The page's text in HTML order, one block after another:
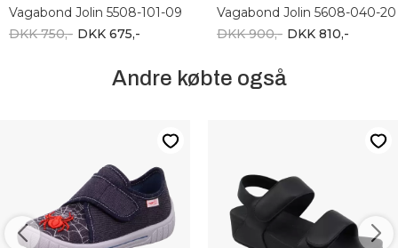
Vagabond Jolin 5508-101-09
DKK 750,- DKK 675,-
Vagabond Jolin 5608-040-20
DKK 900,- DKK 810,-
Andre købte også